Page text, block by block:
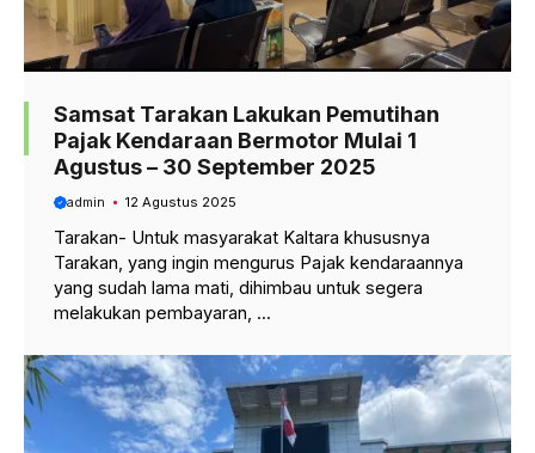
Samsat Tarakan Lakukan Pemutihan
Pajak Kendaraan Bermotor Mulai 1
Agustus – 30 September 2025
admin 12 Agustus 2025
Tarakan- Untuk masyarakat Kaltara khususnya
Tarakan, yang ingin mengurus Pajak kendaraannya
yang sudah lama mati, dihimbau untuk segera
melakukan pembayaran, ...